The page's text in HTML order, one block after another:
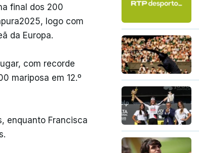
final dos 200
logo com
da Europa.
com recorde
mariposa em 12.º
enquanto Francisca